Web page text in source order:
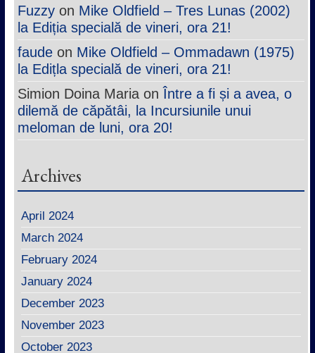
Fuzzyon Mike Oldfield – Tres Lunas (2002)
la Ediția specială de vineri, ora 21!
faudeon Mike Oldfield – Ommadawn (1975)
la Edițla specială de vineri, ora 21!
Simion Doina MariaonÎntre a fi și a avea, o
dilemă de căpătâi, la Incursiunile unui
meloman de luni, ora 20!
Archives
April 2024
March 2024
February 2024
January 2024
December 2023
November 2023
October 2023